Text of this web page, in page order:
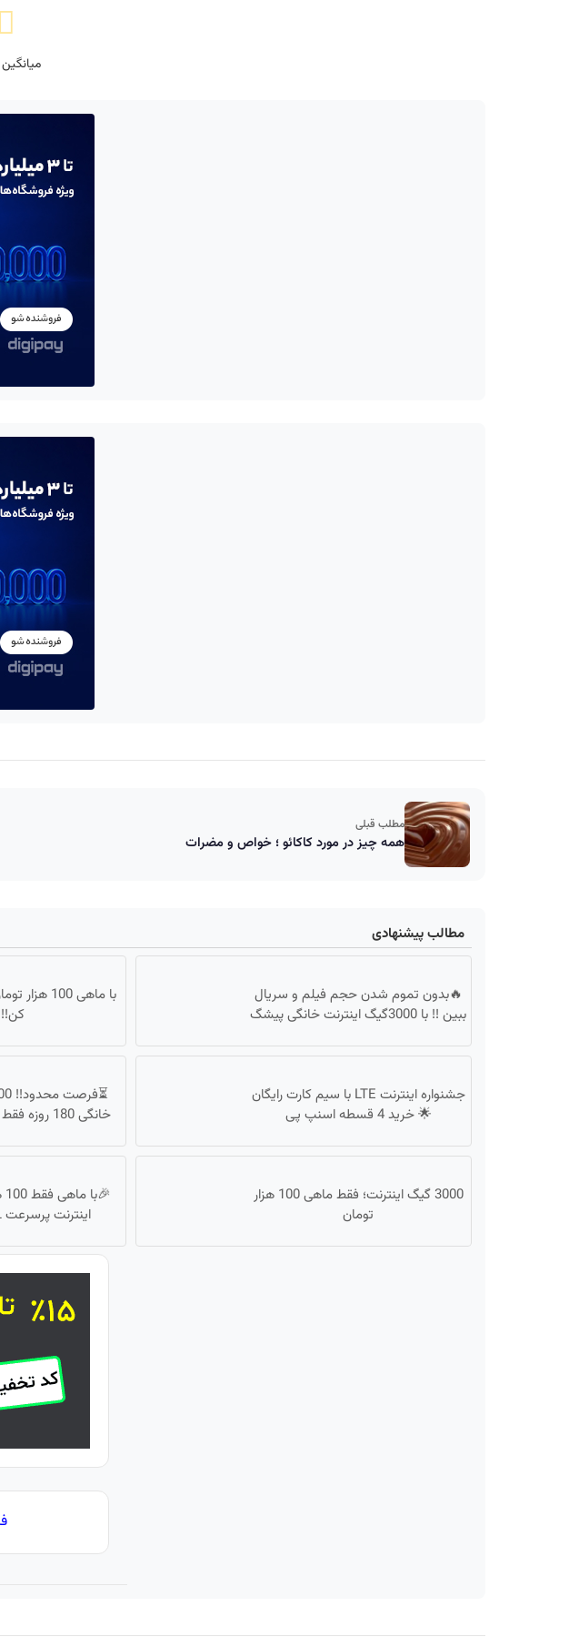
مطلب قبلی
همه چیز در مورد کاکائو ؛ خواص و مضرات
مطالب پیشنهادی
🔥بدون تموم شدن حجم فیلم و سریال
ببین !! با 3000گیگ اینترنت خانگی پیشگ
با ماهی 100
کن!!
جشنواره اینترنت LTE با سیم کارت رایگان
🌟 خرید 4 قسطه اسنپ پی
خانگی 180 روزه فقط 600 هزارتومان!!
3000 گیگ اینترنت؛ فقط ماهی 100 هزار
تومان
اینترنت پرسرعت ADSL بگیر!!